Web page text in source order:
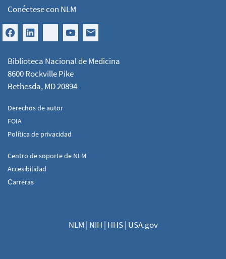
Conéctese con NLM
Biblioteca Nacional de Medicina
8600 Rockville Pike
Bethesda, MD 20894
Derechos de autor
FOIA
Política de privacidad
Centro de soporte de NLM
Accesibilidad
Сarreras
NLM | NIH | HHS| USA.gov